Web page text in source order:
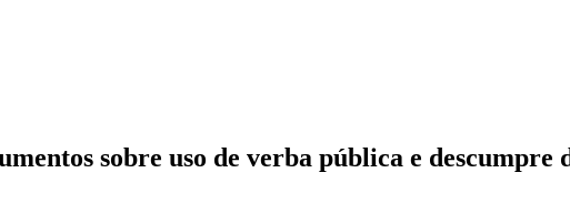
sobre uso de verba pública e descumpre